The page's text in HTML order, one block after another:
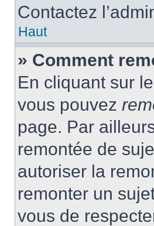
Contactez
Haut
» Comment
En cliquant sur
vous pouvez
page. Par
remontée de
autoriser la
remonter un
vous de